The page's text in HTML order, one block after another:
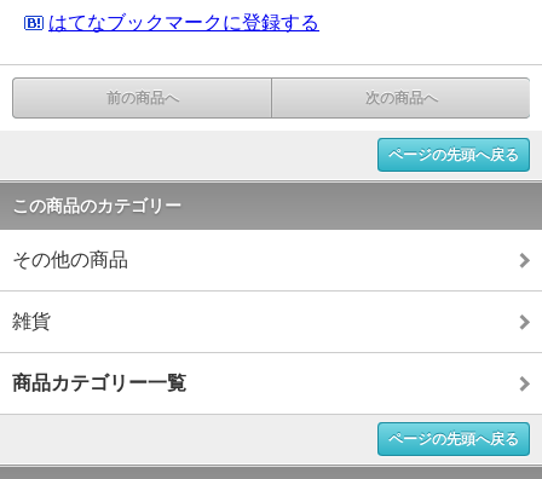
はてなブックマークに登録する
前の商品へ 次の商品へ
ページの先頭へ戻る
この商品のカテゴリー
その他の商品
雑貨
商品カテゴリー一覧
ページの先頭へ戻る